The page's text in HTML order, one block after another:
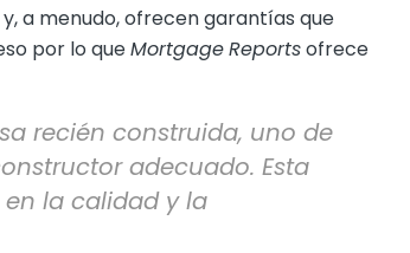
a menudo, ofrecen garantías que
por lo queMortgageReportsofrece
recién construida, uno de
adecuado. Esta
la calidad y la